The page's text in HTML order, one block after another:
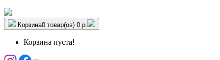
Корзина0 товар(ов) 0 р.
Корзина пуста!